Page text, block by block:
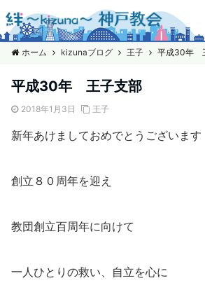
ホーム kizunaブログ 王子 平成30年
平成30年 王子支部
2018年1月3日 王子
新年あけましておめでとうございます
創立８０周年を迎え
教団創立百周年に向けて
一人ひとりの救い、自立を心に